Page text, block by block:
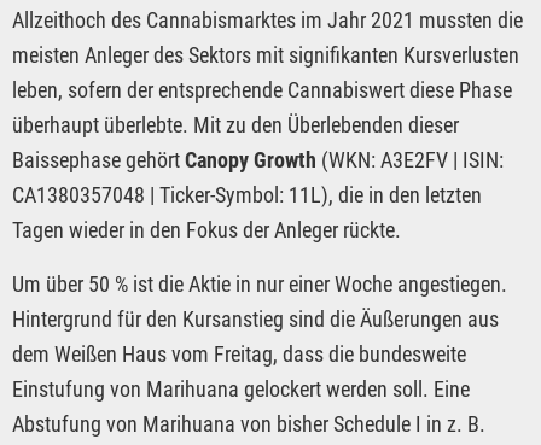
Allzeithoch des Cannabismarktes im Jahr 2021 mussten die
meisten Anleger des Sektors mit signifikanten Kursverlusten
leben, sofern der entsprechende Cannabiswert diese Phase
überhaupt überlebte. Mit zu den Überlebenden dieser
Baissephase gehörtCanopy Growth (WKN: A3E2FV | ISIN:
CA1380357048 | Ticker-Symbol: 11L), die in den letzten
Tagen wieder in den Fokus der Anleger rückte.
Um über 50 % ist die Aktie in nur einer Woche angestiegen.
Hintergrund für den Kursanstieg sind die Äußerungen aus
dem Weißen Haus vom Freitag, dass die bundesweite
Einstufung von Marihuana gelockert werden soll. Eine
Abstufung von Marihuana von bisher Schedule I in z. B.